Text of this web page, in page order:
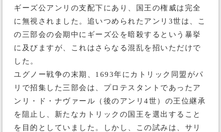
ギーズ公アンリの支配下にあり、国王の権威は完全
に無視されました。追いつめられたアンリ3世は、こ
の三部会の会期中にギーズ公を暗殺するという暴挙
に及びますが、これはさらなる混乱を招いただけで
した。
ユグノー戦争の末期、1693年にカトリック同盟がパ
リで招集した三部会は、プロテスタントであったア
ンリ・ド・ナヴァール（後のアンリ4世）の王位継承
を阻止し、新たなカトリックの国王を選出すること
を目的としていました。しかし、この試みは、サリ